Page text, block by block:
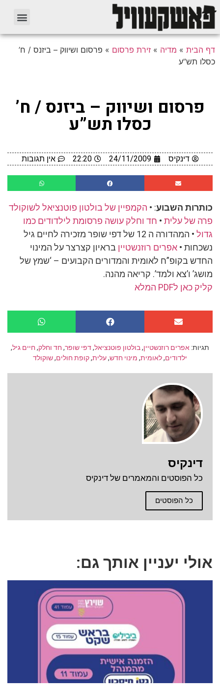
דף הבית » מדיה » זירת פרסום » פרסום ושיווק – ביזנס / ח’
כסלו תש”ע
פרסום ושיווק – ביזנס / ח’
כסלו תש”ע
דינקיס 24/11/2009
22:20 אין תגובות
כותרות השבוע: • הקמפיין של בולטון פוטנציאל לשוקולד
פרה של עלית • חד וחלק עושה פרסומת לילדודים כמו
גדול
• המהדורה ה 12 של דפי שופר מזכירה לחיים גיל
נשכחות • אפרים רוזנשטיין בראיון קצרצר על המינוי
החדש בקופ”ח לאומית והמדורים הקבועים – ‘שמץ של
מושג’ ו’צא ולמד’. קריאה מהנה.
קליק כאן לPDF המלא
תגיות: אפרים רוזנשטיין,בולטון פוטנציאל,דפי שופר, חד וחלק, חיים גיל,
ילדודים,לאומית, מינוי חדש,עלית,קופת חולים,שוקולד
דינקיס
כל הפוסטים והמאמרים של דינקיס
כל הפוסטים
אולי יעניין אותך גם: